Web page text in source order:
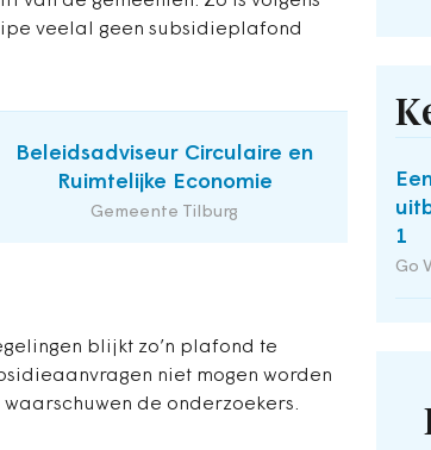
veelal geen subsidieplafond
Beleidsadviseur Circulaire en
Ruimtelijke Economie
Gemeente Tilburg
blijkt zo’n plafond te
niet mogen worden
de onderzoekers.
1
Go